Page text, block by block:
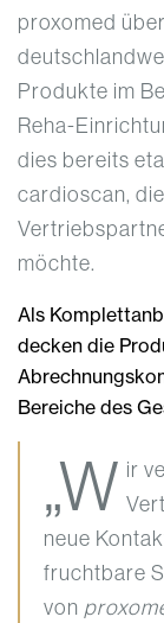
proxomed
Produkte im
Reha-
dies bereits
cardioscan,
möchte.
Als
decken die
Bereiche des
„W ir
neue
fruchtbare
von